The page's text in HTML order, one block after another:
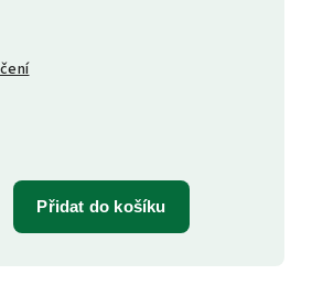
Přidat do košíku